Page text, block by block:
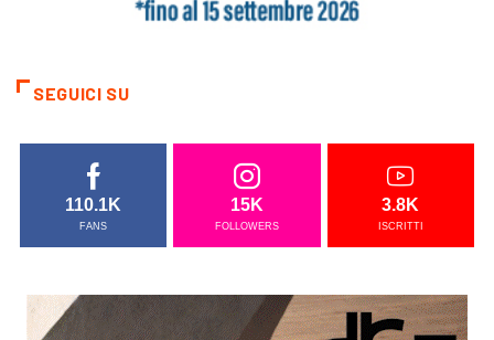
SEGUICI SU
110.1K
FANS
15K
FOLLOWERS
3.8K
ISCRITTI